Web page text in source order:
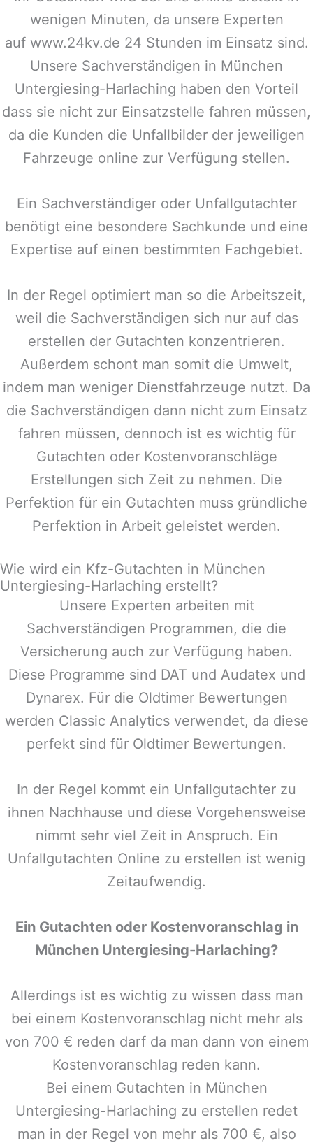
wenigen Minuten, da unsere Experten
auf www.24kv.de 24 Stunden im Einsatz sind.
Unsere Sachverständigen in München
Untergiesing-Harlaching haben den Vorteil
dass sie nicht zur Einsatzstelle fahren müssen,
da die Kunden die Unfallbilder der jeweiligen
Fahrzeuge online zur Verfügung stellen.
Ein Sachverständiger oder Unfallgutachter
benötigt eine besondere Sachkunde und eine
Expertise auf einen bestimmten Fachgebiet.
In der Regel optimiert man so die Arbeitszeit,
weil die Sachverständigen sich nur auf das
erstellen der Gutachten konzentrieren.
Außerdem schont man somit die Umwelt,
indem man weniger Dienstfahrzeuge nutzt. Da
die Sachverständigen dann nicht zum Einsatz
fahren müssen, dennoch ist es wichtig für
Gutachten oder Kostenvoranschläge
Erstellungen sich Zeit zu nehmen. Die
Perfektion für ein Gutachten muss gründliche
Perfektion in Arbeit geleistet werden.
Wie wird ein Kfz-Gutachten in München
Untergiesing-Harlaching erstellt?
Unsere Experten arbeiten mit
Sachverständigen Programmen, die die
Versicherung auch zur Verfügung haben.
Diese Programme sind DAT und Audatex und
Dynarex. Für die Oldtimer Bewertungen
werden Classic Analytics verwendet, da diese
perfekt sind für Oldtimer Bewertungen.
In der Regel kommt ein Unfallgutachter zu
ihnen Nachhause und diese Vorgehensweise
nimmt sehr viel Zeit in Anspruch. Ein
Unfallgutachten Online zu erstellen ist wenig
Zeitaufwendig.
Ein Gutachten oder Kostenvoranschlag in
München Untergiesing-Harlaching?
Allerdings ist es wichtig zu wissen dass man
bei einem Kostenvoranschlag nicht mehr als
von 700 € reden darf da man dann von einem
Kostenvoranschlag reden kann.
Bei einem Gutachten in München
Untergiesing-Harlaching zu erstellen redet
man in der Regel von mehr als 700 €, also